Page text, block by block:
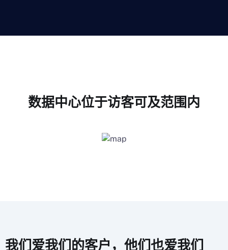
数据中心位于访客可及范围内
我们爱我们的客户，他们也爱我们